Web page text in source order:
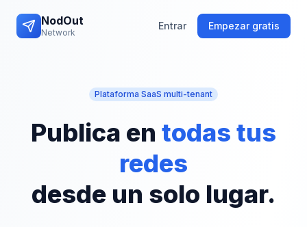
NodOut
Network
Entrar Empezar gratis
Plataforma SaaS multi-tenant
Publica en todas tus
redes
desde un solo lugar.